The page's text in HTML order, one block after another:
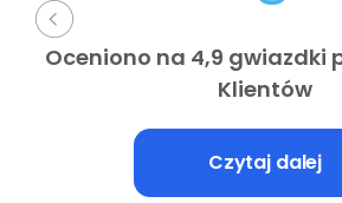
Oceniono na 4,9 gwiazdki
Klientów
Czytaj dalej